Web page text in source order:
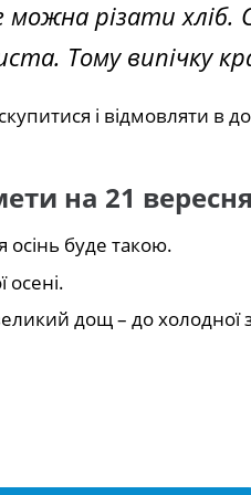
можна різати
Тому випічку
і відмовляти в
на 21
осінь буде такою.
осені.
дощ – до холодної